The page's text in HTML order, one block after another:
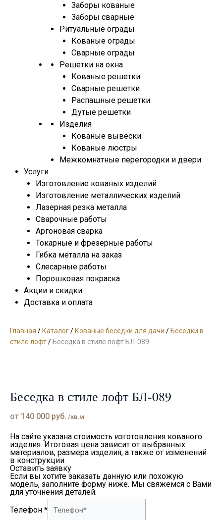
Заборы кованые
Заборы сварные
Ритуальные ограды
Кованые ограды
Сварные ограды
Решетки на окна
Кованые решетки
Сварные решетки
Распашные решетки
Дутые решетки
Изделия
Кованые вывески
Кованые люстры
Межкомнатные перегородки и двери
Услуги
Изготовление кованых изделий
Изготовление металлических изделий
Лазерная резка металла
Сварочные работы
Аргоновая сварка
Токарные и фрезерные работы
Гибка металла на заказ
Слесарные работы
Порошковая покраска
Акции и скидки
Доставка и оплата
Главная / Каталог/ Кованые беседки для дачи / Беседки в
стиле лофт/ Беседка в стиле лофт БЛ-089
Беседка в стиле лофт БЛ-089
от 140 000 руб. /кв.м
На сайте указана стоимость изготовления кованого
изделия. Итоговая цена зависит от выбранных
материалов, размера изделия, а также от изменений
в конструкции.
Оставить заявку
Если вы хотите заказать данную или похожую
модель, заполните форму ниже. Мы свяжемся с Вами
для уточнения деталей.
Телефон *